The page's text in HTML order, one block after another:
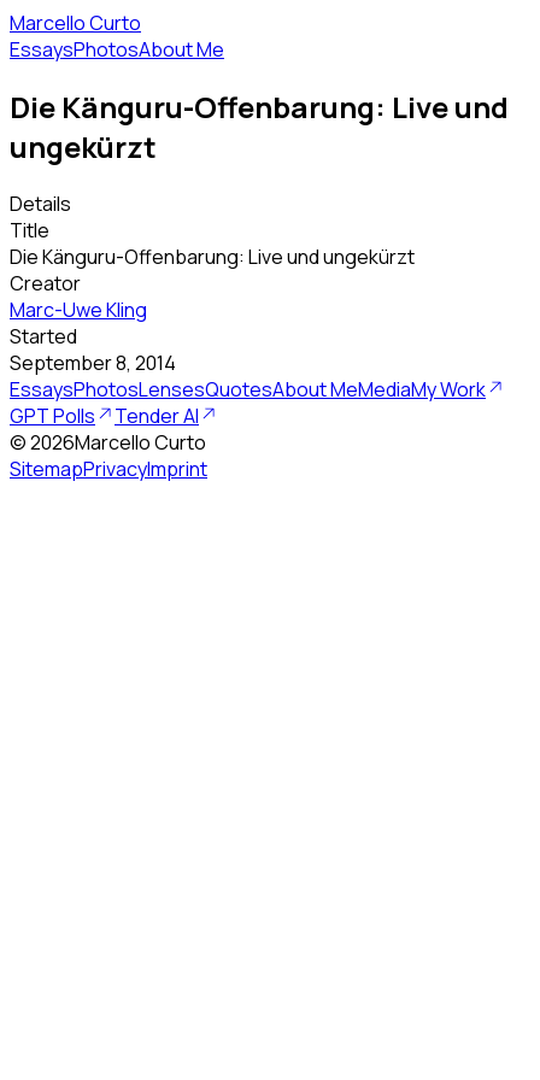
Marcello Curto
EssaysPhotosAbout Me
Die Känguru-Offenbarung: Live und
ungekürzt
Details
Title
Die Känguru-Offenbarung: Live und ungekürzt
Creator
Marc-Uwe Kling
Started
September 8, 2014
EssaysPhotosLensesQuotesAbout MeMediaMy Work
GPT Polls
Tender AI
©2026Marcello Curto
SitemapPrivacyImprint